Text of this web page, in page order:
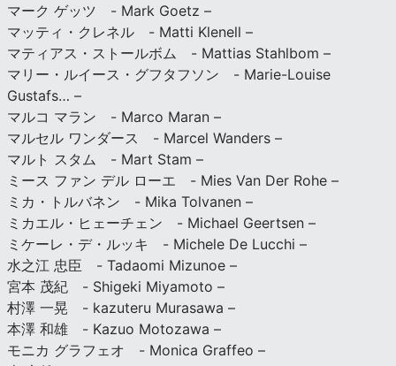
マーク ゲッツ - Mark Goetz –
マッティ・クレネル - Matti Klenell –
マティアス・ストールボム - Mattias Stahlbom –
マリー・ルイース・グフタフソン - Marie-Louise
Gustafs… –
マルコ マラン - Marco Maran –
マルセル ワンダース - Marcel Wanders –
マルト スタム - Mart Stam –
ミース ファン デル ローエ - Mies Van Der Rohe –
ミカ・トルバネン - Mika Tolvanen –
ミカエル・ヒェーチェン - Michael Geertsen –
ミケーレ・デ・ルッキ - Michele De Lucchi –
水之江 忠臣 - Tadaomi Mizunoe –
宮本 茂紀 - Shigeki Miyamoto –
村澤 一晃 - kazuteru Murasawa –
本澤 和雄 - Kazuo Motozawa –
モニカ グラフェオ - Monica Graffeo –